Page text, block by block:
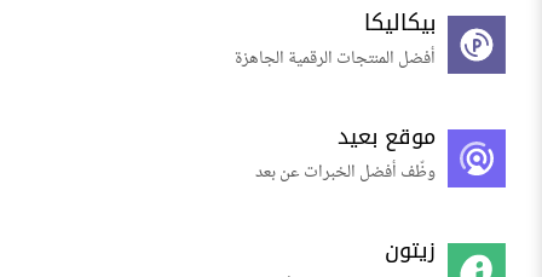
بيكاليكا
أفضل المنتجات الرقمية الجاهزة
موقع بعيد
وظّف أفضل الخبرات عن بعد
زيتون